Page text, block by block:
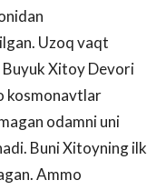
Uzoq vaqt
Xitoy Devori
kosmonavtlar
odamni uni
Buni Xitoyning ilk
Ammo